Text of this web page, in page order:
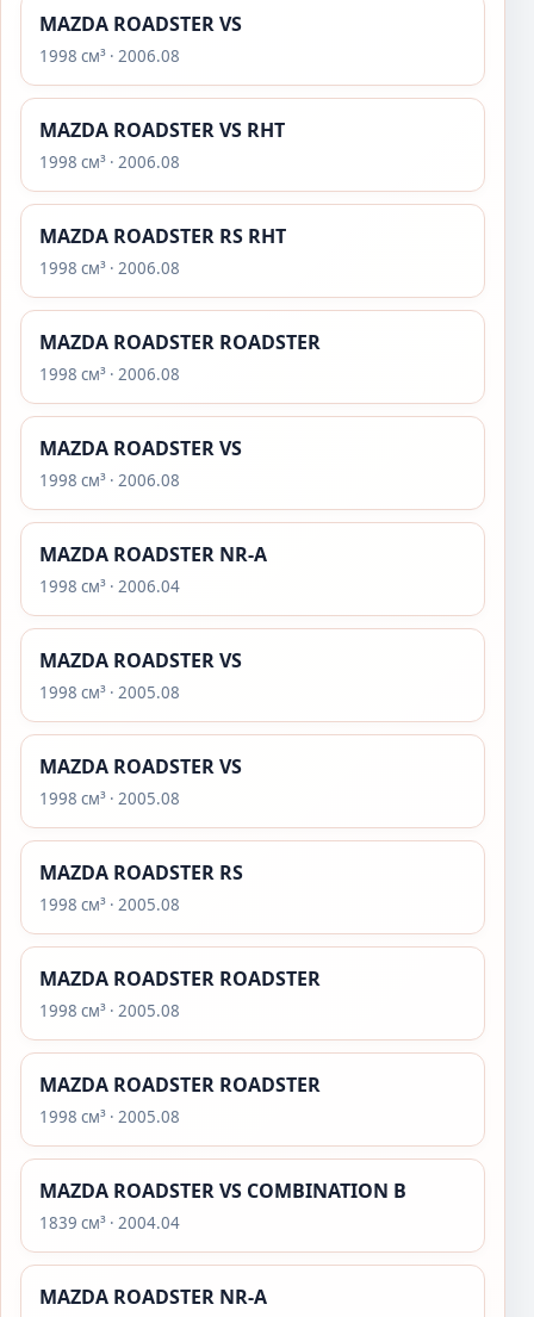
MAZDA ROADSTER VS
1998 см³ · 2006.08
MAZDA ROADSTER VS RHT
1998 см³ · 2006.08
MAZDA ROADSTER RS RHT
1998 см³ · 2006.08
MAZDA ROADSTER ROADSTER
1998 см³ · 2006.08
MAZDA ROADSTER VS
1998 см³ · 2006.08
MAZDA ROADSTER NR-A
1998 см³ · 2006.04
MAZDA ROADSTER VS
1998 см³ · 2005.08
MAZDA ROADSTER VS
1998 см³ · 2005.08
MAZDA ROADSTER RS
1998 см³ · 2005.08
MAZDA ROADSTER ROADSTER
1998 см³ · 2005.08
MAZDA ROADSTER ROADSTER
1998 см³ · 2005.08
MAZDA ROADSTER VS COMBINATION B
1839 см³ · 2004.04
MAZDA ROADSTER NR-A